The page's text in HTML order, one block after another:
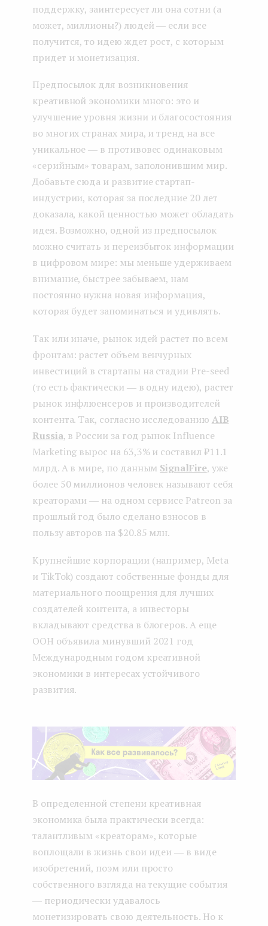
поддержку, заинтересует ли она сотни (а
может, миллионы?) людей ― если все
получится, то идею ждет рост, с которым
придет и монетизация.
Предпосылок для возникновения
креативной экономики много: это и
улучшение уровня жизни и благосостояния
во многих странах мира, и тренд на все
уникальное ― в противовес одинаковым
«серийным» товарам, заполонившим мир.
Добавьте сюда и развитие стартап-
индустрии, которая за последние 20 лет
доказала, какой ценностью может обладать
идея. Возможно, одной из предпосылок
можно считать и переизбыток информации
в цифровом мире: мы меньше удерживаем
внимание, быстрее забываем, нам
постоянно нужна новая информация,
которая будет запоминаться и удивлять.
Так или иначе, рынок идей растет по всем
фронтам: растет объем венчурных
инвестиций в стартапы на стадии Pre-seed
(то есть фактически ― в одну идею), растет
рынок инфлюенсеров и производителей
контента. Так, согласно исследованию AIB
Russia, в России за год рынок Influence
Marketing вырос на 63,3% и составил ₽11.1
млрд. А в мире, по данным SignalFire, уже
более 50 миллионов человек называют себя
креаторами ― на одном сервисе Patreon за
прошлый год было сделано взносов в
пользу авторов на $20.85 млн.
Крупнейшие корпорации (например, Meta
и TikTok) создают собственные фонды для
материального поощрения для лучших
создателей контента, а инвесторы
вкладывают средства в блогеров. А еще
ООН объявила минувший 2021 год
Международным годом креативной
экономики в интересах устойчивого
развития.
В определенной степени креативная
экономика была практически всегда:
талантливым «креаторам», которые
воплощали в жизнь свои идеи ― в виде
изобретений, поэм или просто
собственного взгляда на текущие события
― периодически удавалось
монетизировать свою деятельность. Но к